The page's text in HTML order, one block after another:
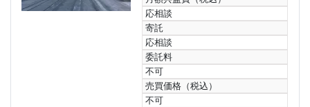
応相談
寄託
応相談
委託料
不可
売買価格（税込）
不可